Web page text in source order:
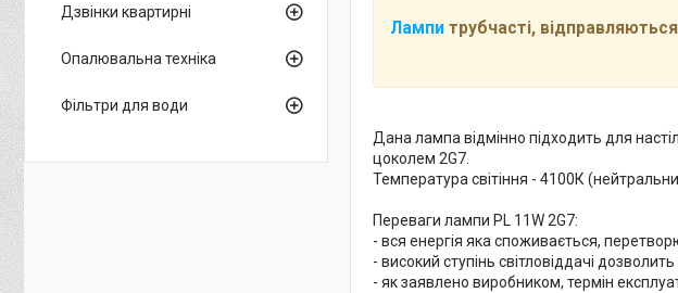
Лампи трубчасті,
Дана лампа відмінно підходить для
цоколем 2G7.
Температура світіння - 4100К
Переваги лампи PL 11W 2G7:
- вся енергія яка споживається,
- високий ступінь світловіддачі
- як заявлено виробником, термін
Дзвінки квартирні
Опалювальна техніка
Фільтри для води